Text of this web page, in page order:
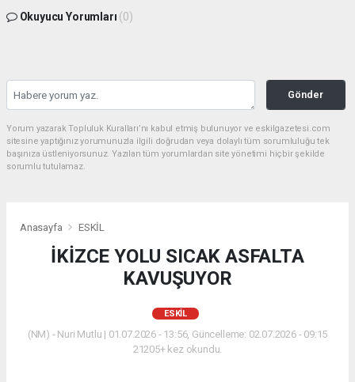
Okuyucu Yorumları (0)
Gönder
Yorum yazarak Topluluk Kuralları’nı kabul etmiş bulunuyor ve eskilgazetesi.com
sitesine yaptığınız yorumunuzla ilgili doğrudan veya dolaylı tüm sorumluluğu tek
başınıza üstleniyorsunuz. Yazılan tüm yorumlardan site yönetimi hiçbir şekilde
sorumlu tutulamaz.
Anasayfa ESKİL
İKİZCE YOLU SICAK ASFALTA
KAVUŞUYOR
ESKİL
(NM) - Nuri Mutlu | 01.07.2026 - 13:56, Güncelleme: 02.07.2026 - 09:15
21205+ kez okundu.